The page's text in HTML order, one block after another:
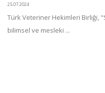
25.07.2024
Türk Veteriner Hekimleri Birliği,
bilimsel ve mesleki ...